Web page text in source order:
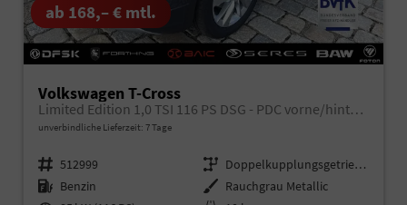
ab 168,– € mtl.
Volkswagen T-Cross
Limited Edition 1,0 TSI 116 PS DSG - PDC vorne/hinten-Rückfahrkamera-AppleCarPlay/AndroidAuto-2 Zonen Klimaautomatik-USB C-ACC inkl. TravelAssist-LED-Keyless Go-Sofort
unverbindliche Lieferzeit: 7 Tage
Fahrzeugnr. 512999 Getriebe
Doppelkupplungsgetriebe (DSG)
Kraftstoff Benzin Außenfarbe Rauchgrau Metallic